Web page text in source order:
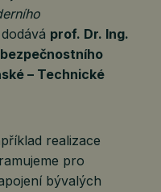
dodává prof. Dr. Ing.
– Technické
realizace
pro
bývalých